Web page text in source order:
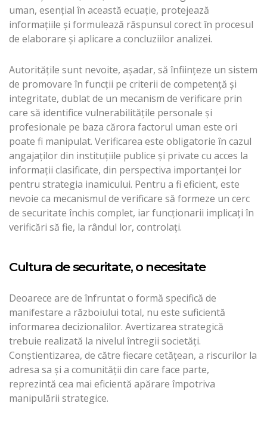
uman, esenţial în această ecuaţie, protejează
informaţiile şi formulează răspunsul corect în procesul
de elaborare şi aplicare a concluziilor analizei.
Autorităţile sunt nevoite, aşadar, să înfiinţeze un sistem
de promovare în funcţii pe criterii de competenţă şi
integritate, dublat de un mecanism de verificare prin
care să identifice vulnerabilităţile personale şi
profesionale pe baza cărora factorul uman este ori
poate fi manipulat. Verificarea este obligatorie în cazul
angajaţilor din instituţiile publice şi private cu acces la
informaţii clasificate, din perspectiva importanţei lor
pentru strategia inamicului. Pentru a fi eficient, este
nevoie ca mecanismul de verificare să formeze un cerc
de securitate închis complet, iar funcţionarii implicaţi în
verificări să fie, la rândul lor, controlaţi.
Cultura de securitate, o necesitate
Deoarece are de înfruntat o formă specifică de
manifestare a războiului total, nu este suficientă
informarea decizionalilor. Avertizarea strategică
trebuie realizată la nivelul întregii societăţi.
Conştientizarea, de către fiecare cetăţean, a riscurilor la
adresa sa şi a comunităţii din care face parte,
reprezintă cea mai eficientă apărare împotriva
manipulării strategice.